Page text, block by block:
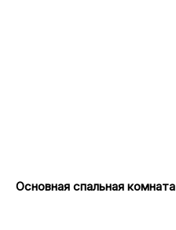
Основная спальная комната